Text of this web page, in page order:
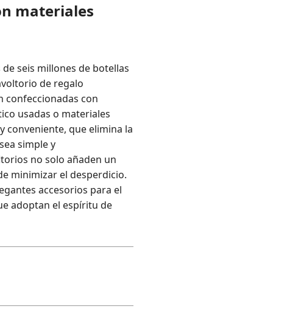
materiales
seis millones de botellas
de regalo
confeccionadas con
usadas o materiales
conveniente, que elimina la
simple y
no solo añaden un
minimizar el desperdicio.
accesorios para el
adoptan el espíritu de